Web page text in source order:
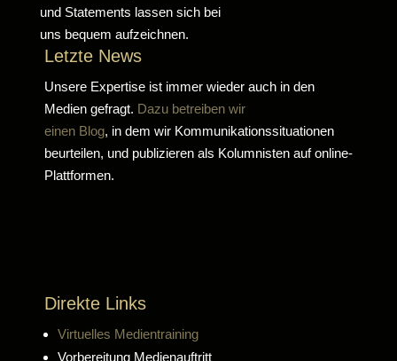
und Statements lassen sich bei
uns bequem aufzeichnen.
Letzte News
Unsere Expertise ist immer wieder auch in den
Medien gefragt. Dazu betreiben wir
einen Blog, in dem wir Kommunikationssituationen
beurteilen, und publizieren als Kolumnisten auf online-
Plattformen.
Direkte Links
Virtuelles Medientraining
Vorbereitung Medienauftritt